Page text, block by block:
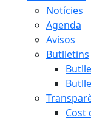
Notícies
Agenda
Avisos
Butlletins
Cost